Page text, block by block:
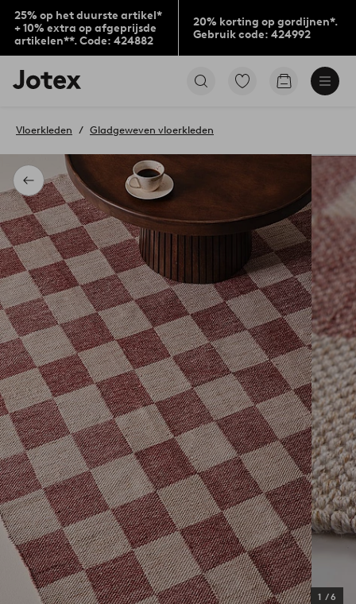
25% op het duurste artikel*
+ 10% extra op afgeprijsde
artikelen**. Code: 424882
20% korting op gordijnen*.
Gebruik code: 424992
Jotex
logo
to
home
page
Ga
Go
Terug
Vloerkleden Gladgeweven vloerkleden
1 /6